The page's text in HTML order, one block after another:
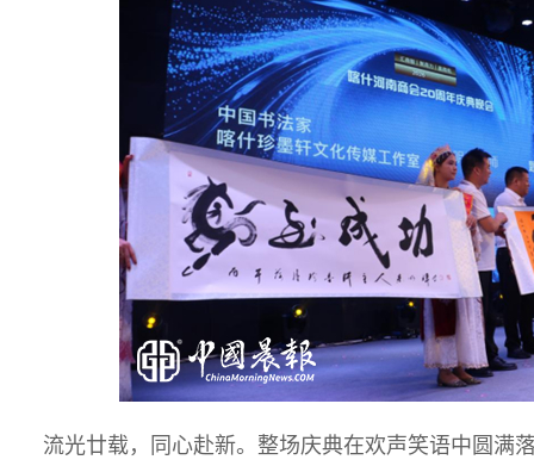
流光廿载，同心赴新。整场庆典在欢声笑语中圆满